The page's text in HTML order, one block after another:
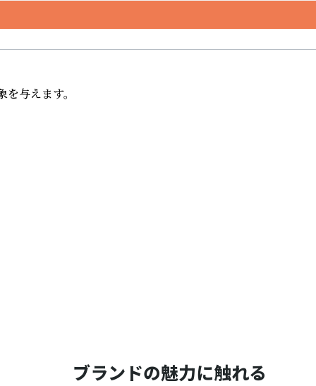
与えます。
ブランドの魅力に触れる